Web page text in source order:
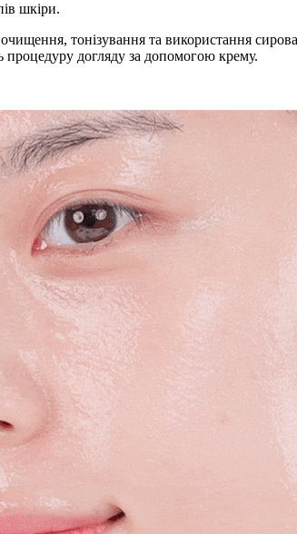
шкіри.
очищення, тонізування та використання
процедуру догляду за допомогою крему.